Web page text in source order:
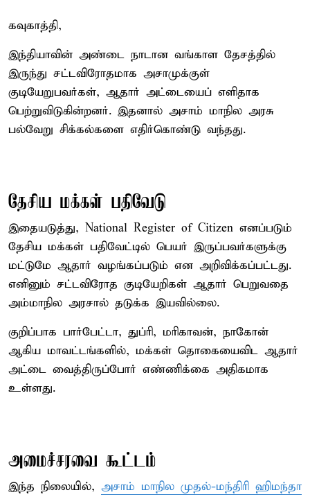
கவுகாத்தி,
இந்தியாவின் அண்டை நாடான வங்காள தேசத்தில்
இருந்து சட்டவிரோதமாக அசாமுக்குள்
குடியேறுபவர்கள், ஆதார் அட்டையைப் எளிதாக
பெற்றுவிடுகின்றனர். இதனால் அசாம் மாநில அரசு
பல்வேறு சிக்கல்களை எதிர்கொண்டு வந்தது.
தேசிய மக்கள் பதிவேடு
இதையடுத்து, National Register of Citizen எனப்படும்
தேசிய மக்கள் பதிவேட்டில் பெயர் இருப்பவர்களுக்கு
மட்டுமே ஆதார் வழங்கப்படும் என அறிவிக்கப்பட்டது.
எனினும் சட்டவிரோத குடியேறிகள் ஆதார் பெறுவதை
அம்மாநில அரசால் தடுக்க இயவில்லை.
குறிப்பாக பார்பேட்டா, துப்ரி, மரிகாவன், நாகோன்
ஆகிய மாவட்டங்களில், மக்கள் தொகையைவிட ஆதார்
அட்டை வைத்திருப்போர் எண்ணிக்கை அதிகமாக
உள்ளது.
அமைச்சரவை கூட்டம்
இந்த நிலையில், அசாம் மாநில முதல்-மந்திரி ஹிமந்தா